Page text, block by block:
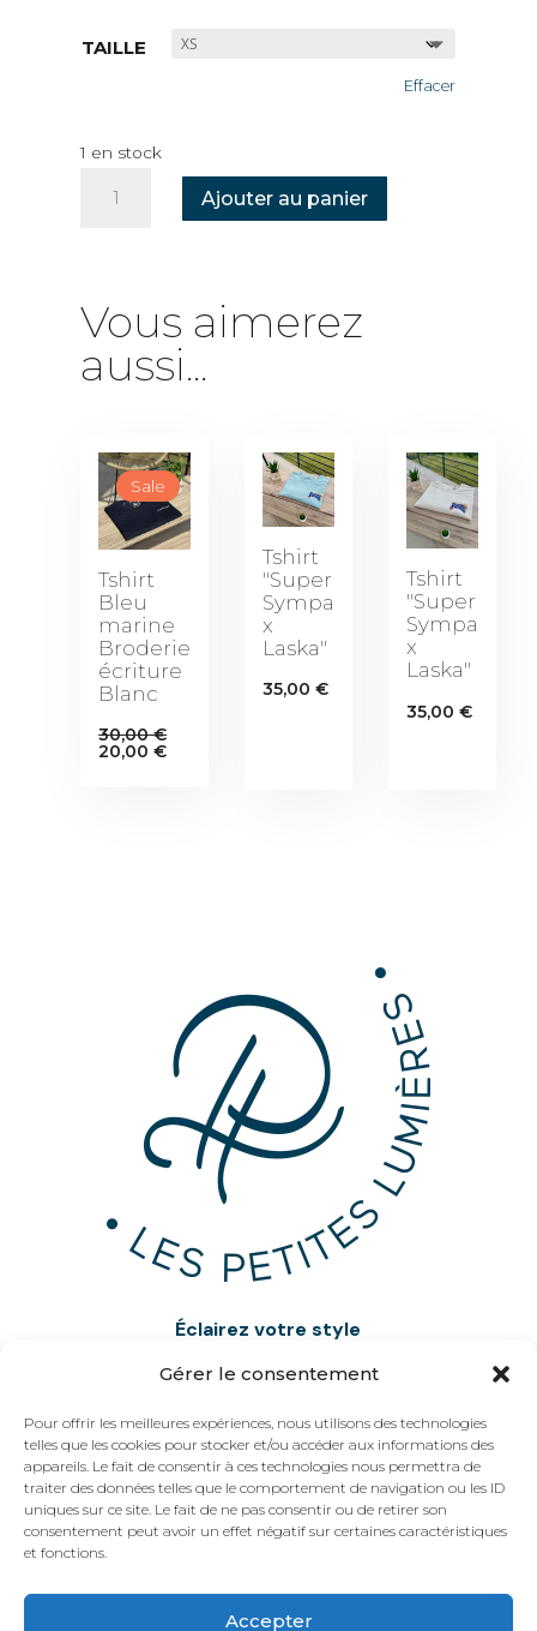
Gérer le consentement
Pour offrir les meilleures expériences, nous utilisons des technologies
telles que les cookies pour stocker et/ou accéder aux informations des
appareils. Le fait de consentir à ces technologies nous permettra de
traiter des données telles que le comportement de navigation ou les ID
uniques sur ce site. Le fait de ne pas consentir ou de retirer son
consentement peut avoir un effet négatif sur certaines caractéristiques
et fonctions.
Accepter
TAILLE
Effacer
1 en stock
LOGO
BLANC
Ajouter au panier
Vous aimerez
aussi...
Sale
Tshirt
Bleu
marine
Broderie
écriture
Blanc
30,00€
Le
prix
20,00€Le
Tshirt
"Super
Sympa
x
Laska"
35,00€
Tshirt
"Super
Sympa
x
Laska"
35,00€
Éclairez votre style
contact@lespetiteslumieres.fr
VOIR NOTRE BOUTIQUE